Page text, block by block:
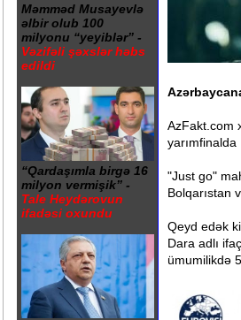
Məmməd Musayevlə
əlbir olub 100
milyonu “yeyiblər” -
Vəzifəli şəxslər həbs
edildi
“Qardaşımla birgə 16
milyon vermişik” -
Tale Heydərovun
ifadəsi oxundu
AzFakt.com
yarımfinalda
"Just go"
Bolqarıstan
Qeyd edək
Dara adlı
ümumilikdə